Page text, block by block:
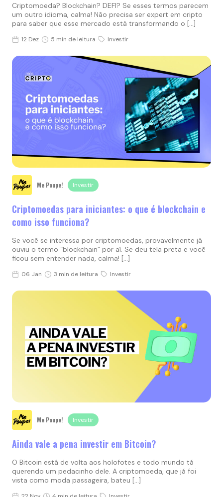
Criptomoeda? Blockchain? DEFI? Se esses termos parecem
um outro idioma, calma! Não precisa ser expert em cripto
para saber que esse mercado está transformando o […]
12 Dez 5 min de leitura Investir
Me Poupe! Investir
Criptomoedas para iniciantes: o que é blockchain e
como isso funciona?
Se você se interessa por criptomoedas, provavelmente já
ouviu o termo “blockchain” por aí. Se deu tela preta e você
ficou sem entender nada, calma! […]
06 Jan 3 min de leitura Investir
Me Poupe! Investir
Ainda vale a pena investir em Bitcoin?
O Bitcoin está de volta aos holofotes e todo mundo tá
querendo um pedacinho dele. A criptomoeda, que já foi
vista como moda passageira, bateu […]